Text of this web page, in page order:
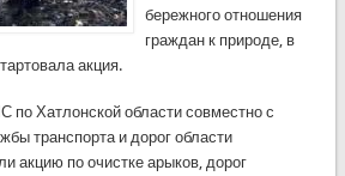
бережного отношения
граждан к природе, в
акция.
по Хатлонской области совместно с
транспорта и дорог области
акцию по очистке арыков, дорог